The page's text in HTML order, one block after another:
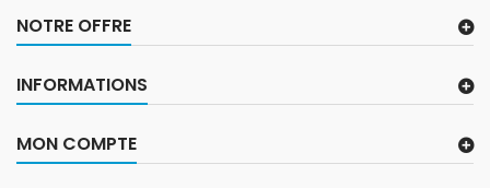
NOTRE OFFRE
INFORMATIONS
MON COMPTE